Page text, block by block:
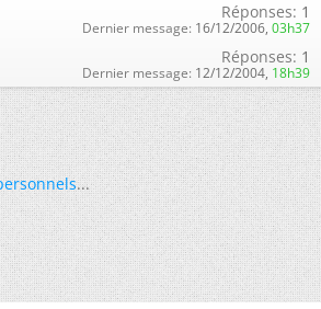
Réponses: 1
Dernier message: 16/12/2006, 03h37
Réponses: 1
Dernier message: 12/12/2004, 18h39
...